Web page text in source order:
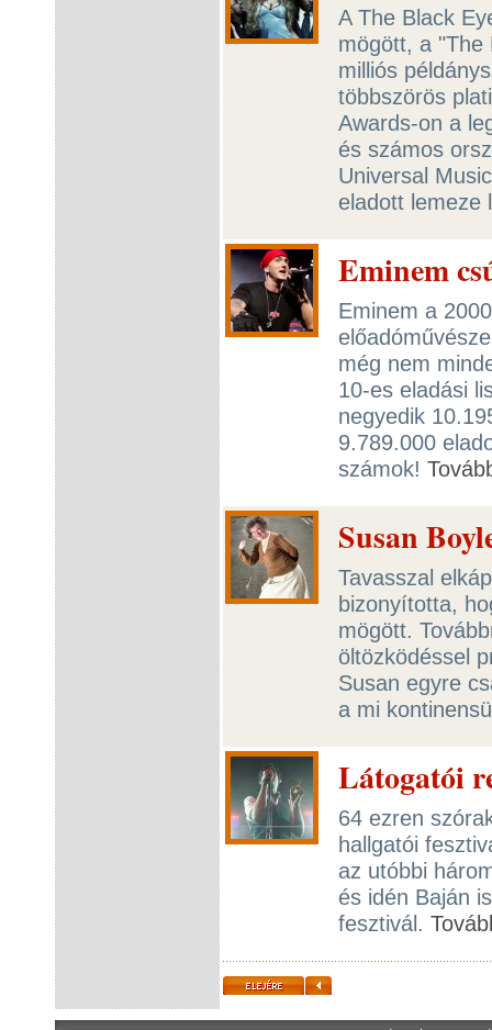
A The Black
mögött, a "The
milliós
többszörös
Awards-on a
és számos
Universal
eladott
Eminem
Eminem a
még nem
10-es eladási
negyedik
9.789.000
számok!
Susan
Tavasszal
bizonyította,
mögött.
öltözködéssel
Susan egyre
a mi
Látogatói
64 ezren
hallgatói
az utóbbi
és idén Baján
fesztivál.